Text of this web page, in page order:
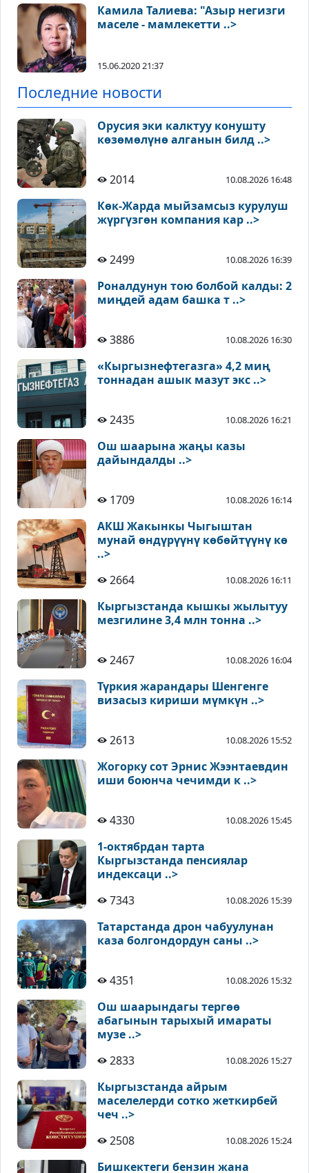
Камила Талиева: "Азыр негизги
маселе - мамлекетти ..>
15.06.2020 21:37
Последние новости
Орусия эки калктуу конушту
көзөмөлүнө алганын билд ..>
2014 10.08.2026 16:48
Көк-Жарда мыйзамсыз курулуш
жүргүзгөн компания кар ..>
2499 10.08.2026 16:39
Роналдунун тою болбой калды: 2
миңдей адам башка т ..>
3886 10.08.2026 16:30
«Кыргызнефтегазга» 4,2 миң
тоннадан ашык мазут экс ..>
2435 10.08.2026 16:21
Ош шаарына жаңы казы
дайындалды ..>
1709 10.08.2026 16:14
АКШ Жакынкы Чыгыштан
мунай өндүрүүнү көбөйтүүнү кө
..>
2664
10.08.2026 16:11
Кыргызстанда кышкы жылытуу
мезгилине 3,4 млн тонна ..>
2467 10.08.2026 16:04
Түркия жарандары Шенгенге
визасыз кириши мүмкүн ..>
2613 10.08.2026 15:52
Жогорку сот Эрнис Жээнтаевдин
иши боюнча чечимди к ..>
4330 10.08.2026 15:45
1-октябрдан тарта
Кыргызстанда пенсиялар
индексаци ..>
7343
10.08.2026 15:39
Татарстанда дрон чабуулунан
каза болгондордун саны ..>
4351 10.08.2026 15:32
Ош шаарындагы тергөө
абагынын тарыхый имараты
музе ..>
2833
10.08.2026 15:27
Кыргызстанда айрым
маселелерди сотко жеткирбей
чеч ..>
2508
10.08.2026 15:24
Бишкектеги бензин жана